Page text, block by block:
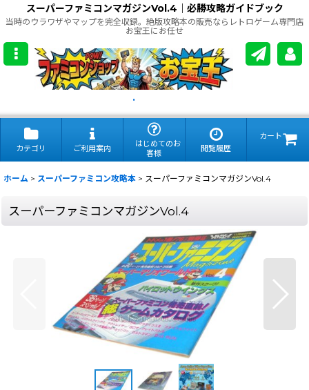
スーパーファミコンマガジンVol.4｜必勝攻略ガイドブック
当時のウラワザやマップを完全収録。絶版攻略本の販売ならレトロゲーム専門店
お宝王にお任せ
.
カテゴリ ご利用案内
はじめてのお
客様
閲覧履歴
カート
ホーム > スーパーファミコン攻略本 > スーパーファミコンマガジンVol.4
スーパーファミコンマガジンVol.4